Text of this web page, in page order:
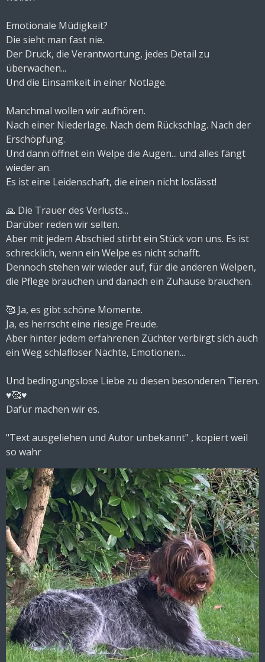
Emotionale Müdigkeit?
Die sieht man fast nie.
Der Druck, die Verantwortung, jedes Detail zu
überwachen...
Und die Einsamkeit in einer Notlage.
Manchmal wollen wir aufhören.
Nach einer Niederlage. Nach dem Rückschlag. Nach der
Erschöpfung.
Und dann öffnet ein Welpe die Augen... und alles fängt
wieder an.
Es ist eine Leidenschaft, die einen nicht loslässt!
🙏 Die Trauer des Verlusts...
Darüber reden wir selten.
Aber mit jedem Abschied stirbt ein Stück von uns. Es ist
schrecklich, wenn ein Welpe es nicht schafft.
Dennoch stehen wir wieder auf, für die anderen Welpen,
die Pflege brauchen und danach ein Zuhause brauchen.
🥰 Ja, es gibt schöne Momente.
Ja, es herrscht eine riesige Freude.
Aber hinter jedem erfahrenen Züchter verbirgt sich auch
ein Weg schlafloser Nächte, Emotionen...
Und bedingungslose Liebe zu diesen besonderen Tieren.
♥️🥰♥️
Dafür machen wir es.
"Text ausgeliehen und Autor unbekannt" , kopiert weil
so wahr